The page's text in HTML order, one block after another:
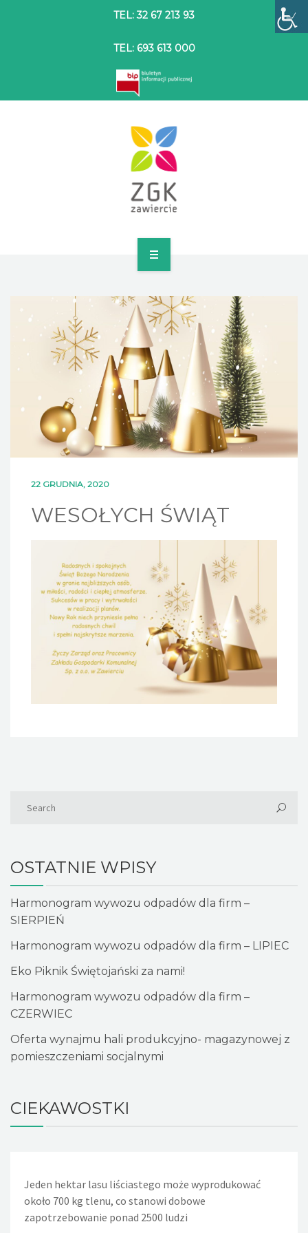
TEL: 32 67 213 93
TEL: 693 613 000
DLA MIESZKAŃCÓW
OFERTA
PSZOK
EDUKACJA
22 GRUDNIA, 2020
WESOŁYCH ŚWIĄT
OSTATNIE WPISY
Harmonogram wywozu odpadów dla firm –
SIERPIEŃ
Harmonogram wywozu odpadów dla firm – LIPIEC
Eko Piknik Świętojański za nami!
Harmonogram wywozu odpadów dla firm –
CZERWIEC
Oferta wynajmu hali produkcyjno- magazynowej z
pomieszczeniami socjalnymi
CIEKAWOSTKI
Jeden hektar lasu liściastego może wyprodukować
około 700 kg tlenu, co stanowi dobowe
zapotrzebowanie ponad 2500 ludzi
Jeden nieszczelny, lekko kapiący kran powoduje, że w
ciągu doby wycieka około 36 litrów wody. Nieszczelna
spłuczka w WC powoduje wyciek w ciągu dnia około 720